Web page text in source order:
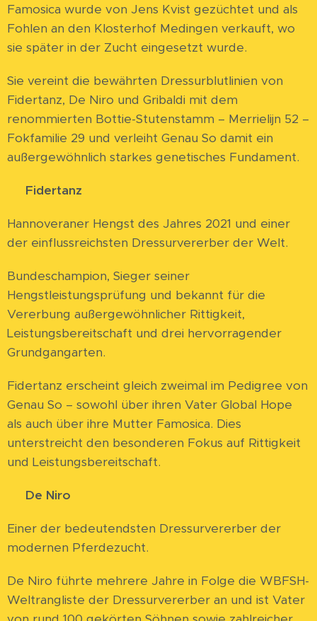
Famosica wurde von Jens Kvist gezüchtet und als
Fohlen an den Klosterhof Medingen verkauft, wo
sie später in der Zucht eingesetzt wurde.
Sie vereint die bewährten Dressurblutlinien von
Fidertanz, De Niro und Gribaldi mit dem
renommierten Bottie-Stutenstamm – Merrielijn 52 –
Fokfamilie 29 und verleiht Genau So damit ein
außergewöhnlich starkes genetisches Fundament.
Fidertanz
Hannoveraner Hengst des Jahres 2021 und einer
der einflussreichsten Dressurvererber der Welt.
Bundeschampion, Sieger seiner
Hengstleistungsprüfung und bekannt für die
Vererbung außergewöhnlicher Rittigkeit,
Leistungsbereitschaft und drei hervorragender
Grundgangarten.
Fidertanz erscheint gleich zweimal im Pedigree von
Genau So – sowohl über ihren Vater Global Hope
als auch über ihre Mutter Famosica. Dies
unterstreicht den besonderen Fokus auf Rittigkeit
und Leistungsbereitschaft.
De Niro
Einer der bedeutendsten Dressurvererber der
modernen Pferdezucht.
De Niro führte mehrere Jahre in Folge die WBFSH-
Weltrangliste der Dressurvererber an und ist Vater